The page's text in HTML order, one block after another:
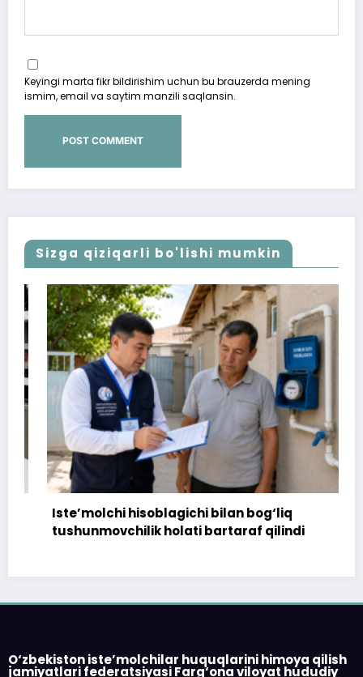
Keyingi marta fikr bildirishim uchun bu brauzerda mening
ismim, email va saytim manzili saqlansin.
Sizga qiziqarli bo'lishi mumkin
Iste’molchi hisoblagichi bilan bog‘liq
tushunmovchilik holati bartaraf qilindi
O‘zbekiston iste’molchilar huquqlarini himoya qilish
jamiyatlari federatsiyasi Farg‘ona viloyat hududiy